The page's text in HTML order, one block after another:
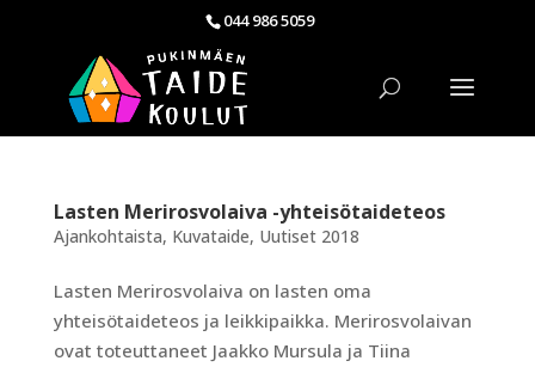
044 986 5059
Lasten Merirosvolaiva -yhteisötaideteos
Ajankohtaista, Kuvataide, Uutiset 2018
Lasten Merirosvolaiva on lasten oma
yhteisötaideteos ja leikkipaikka. Merirosvolaivan
ovat toteuttaneet Jaakko Mursula ja Tiina